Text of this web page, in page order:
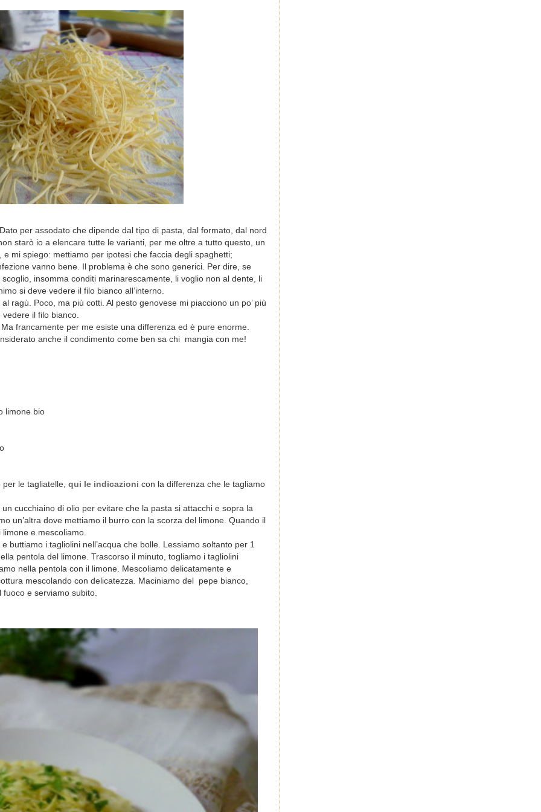
per assodato che dipende dal tipo di pasta, dal formato, dal nord
starò io a elencare tutte le varianti, per me oltre a tutto questo, un
mi spiego: mettiamo per ipotesi che faccia degli spaghetti;
vanno bene. Il problema è che sono generici. Per dire, se
insomma conditi marinarescamente, li voglio non al dente, li
si deve vedere il filo bianco all’interno.
ragù. Poco, ma più cotti. Al pesto genovese mi piacciono un po’ più
il filo bianco.
francamente per me esiste una differenza ed è pure enorme.
anche il condimento come ben sa chi mangia con me!
limone bio
le tagliatelle, qui le indicazioni con la differenza che le tagliamo
cucchiaino di olio per evitare che la pasta si attacchi e sopra la
un’altra dove mettiamo il burro con la scorza del limone. Quando il
e mescoliamo.
buttiamo i tagliolini nell’acqua che bolle. Lessiamo soltanto per 1
pentola del limone. Trascorso il minuto, togliamo i tagliolini
nella pentola con il limone. Mescoliamo delicatamente e
mescolando con delicatezza. Maciniamo del pepe bianco,
e serviamo subito.